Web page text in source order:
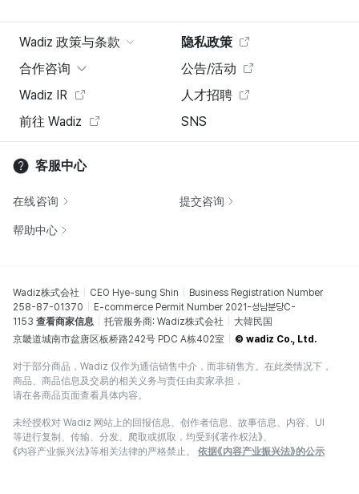
Wadiz 政策与条款
隐私政策
合作咨询
公告/活动
Wadiz IR
人才招聘
前往 Wadiz
SNS
客服中心
在线咨询 提交咨询
帮助中心
Wadiz株式会社 CEO Hye-sung Shin
Business Registration Number
258-87-01370
E-commerce Permit Number 2021-성남분당C-
1153 查看商家信息 托管服务商: Wadiz株式会社
大韓民国
京畿道城南市盆唐区板桥路242号 PDC A栋402室
© wadiz Co., Ltd.
对于部分商品，Wadiz 仅作为通信销售中介，而非销售方。在此类情况下，
商品、商品信息及交易的相关义务与责任由卖家承担，
请在各商品页面查看具体内容。
未经授权对 Wadiz 网站上的回报信息、创作者信息、故事信息、内容、UI
等进行复制、传输、分发、爬取或抓取，均受到《著作权法》、
《内容产业振兴法》等相关法律的严格禁止。
依据《内容产业振兴法》的公示